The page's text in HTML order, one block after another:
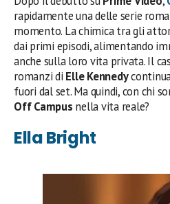
rapidamente una delle serie
momento. La chimica tra gli
dai primi episodi, alimentando
anche sulla loro vita privata. Il
romanzi di Elle Kennedy
fuori dal set. Ma quindi, con chi
Off Campus nella vita reale?
Ella Bright